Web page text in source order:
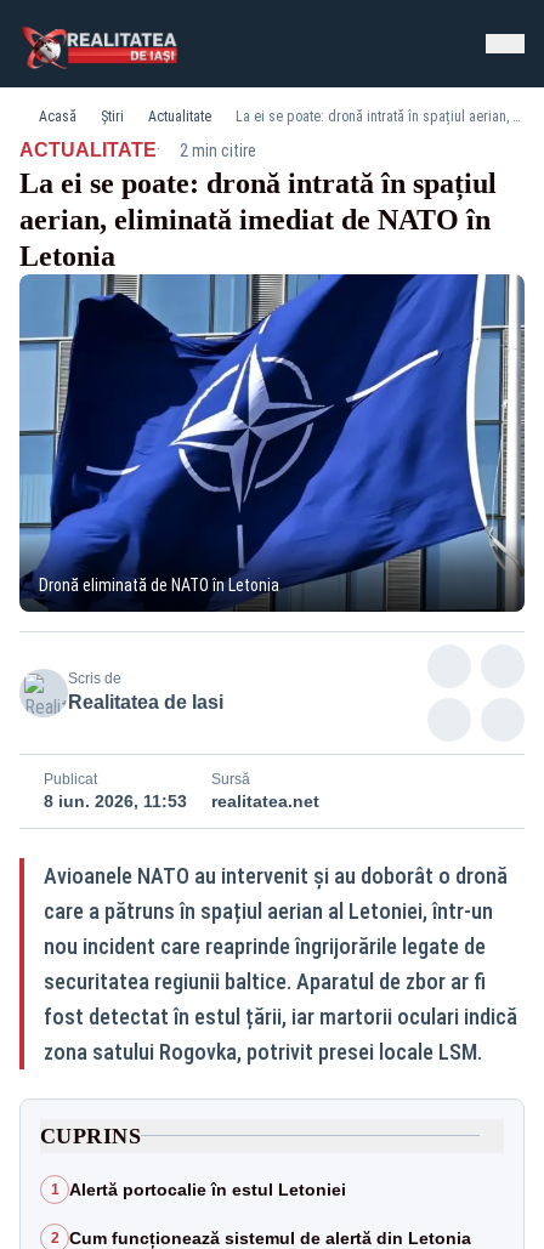
Acasă Știri Actualitate La ei se poate: dronă intrată în spațiul aerian, eliminată imediat de NATO în Letonia
ACTUALITATE· 2 min citire
La ei se poate: dronă intrată în spațiul
aerian, eliminată imediat de NATO în
Letonia
Dronă eliminată de NATO în Letonia
Scris de
Realitatea de Iasi
Publicat
8 iun. 2026, 11:53
Sursă
realitatea.net
Avioanele NATO au intervenit și au doborât o dronă
care a pătruns în spațiul aerian al Letoniei, într-un
nou incident care reaprinde îngrijorările legate de
securitatea regiunii baltice. Aparatul de zbor ar fi
fost detectat în estul țării, iar martorii oculari indică
zona satului Rogovka, potrivit presei locale LSM.
CUPRINS
1 Alertă portocalie în estul Letoniei
2 Cum funcționează sistemul de alertă din Letonia